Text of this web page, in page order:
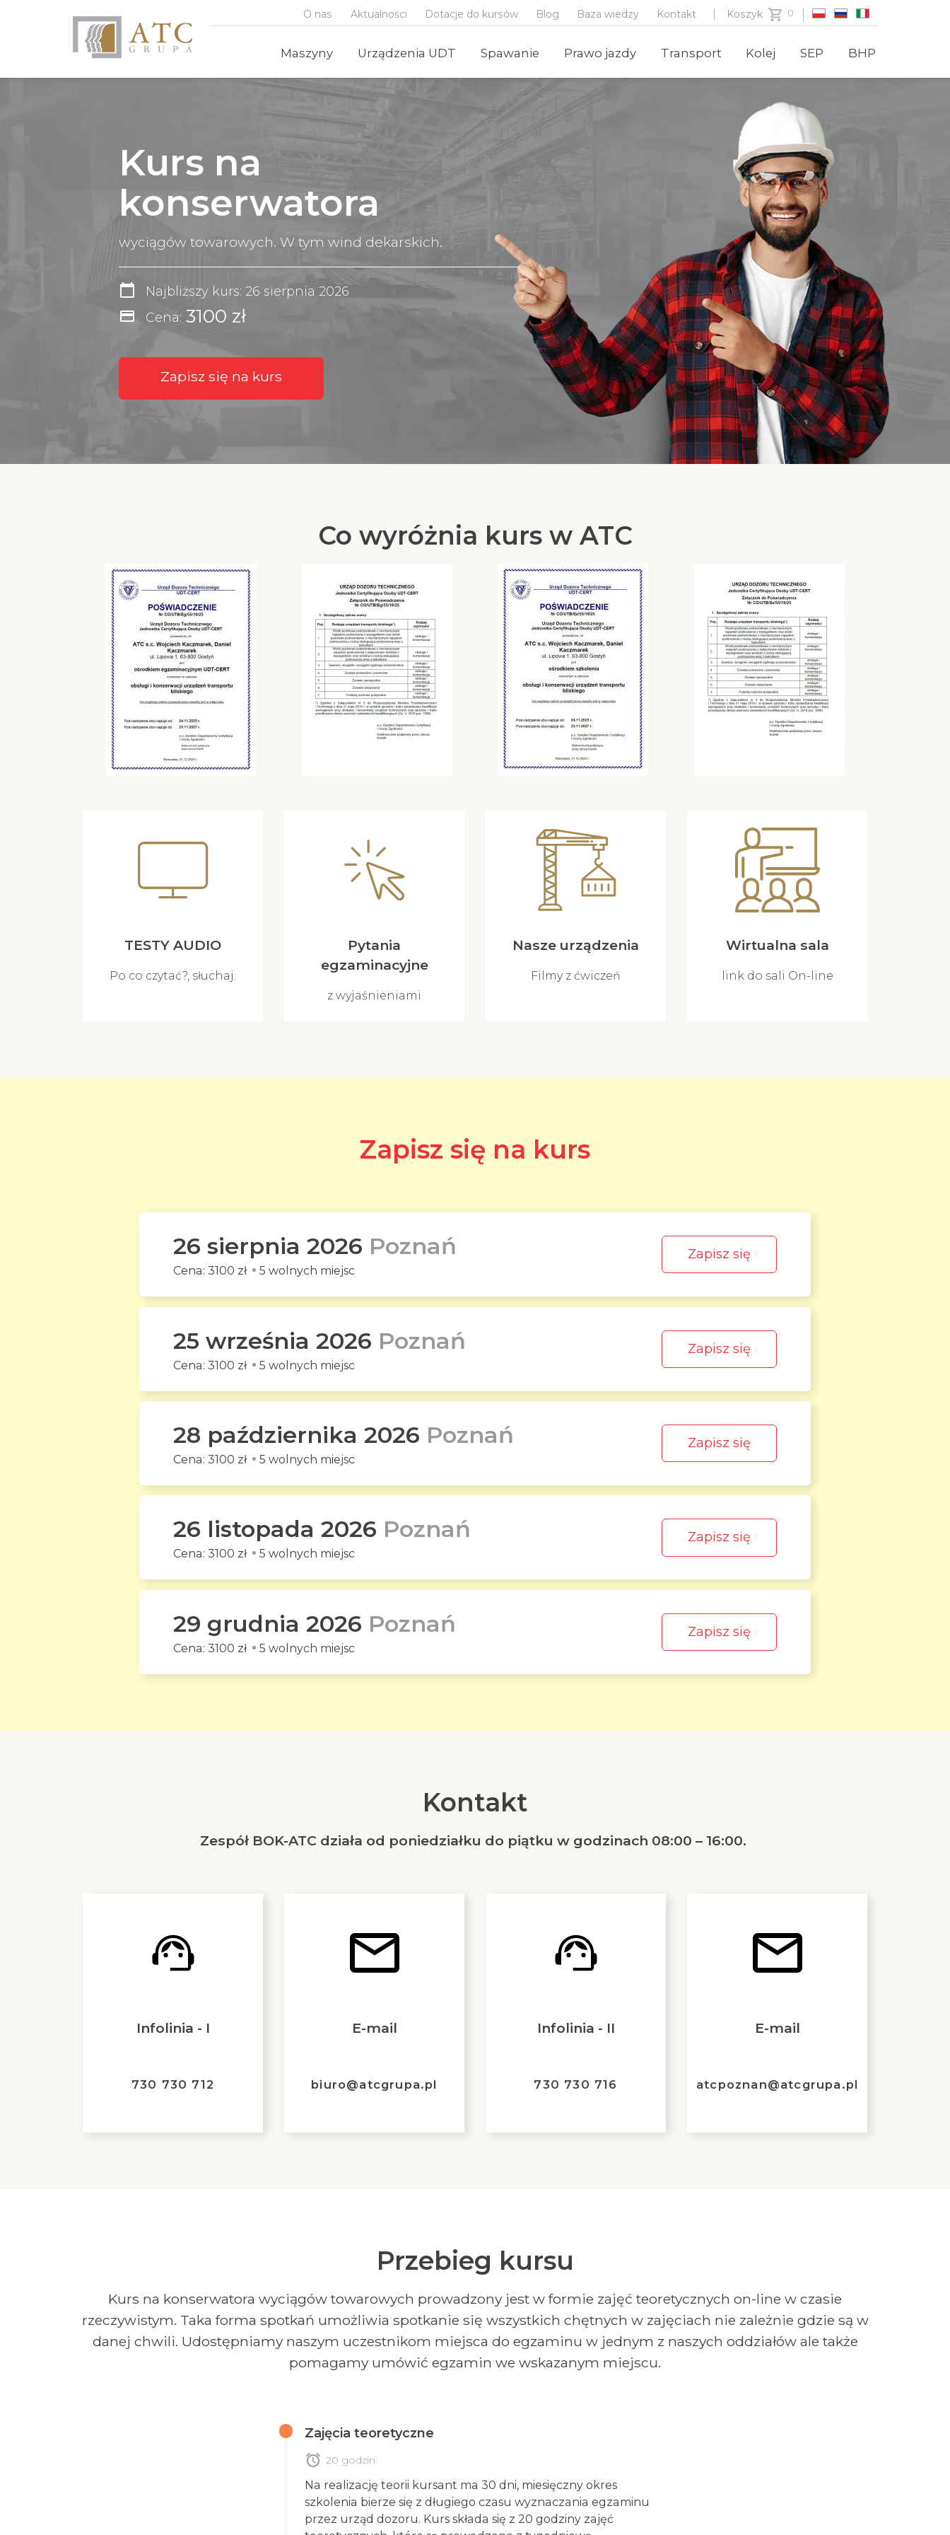
O nas Aktualności Dotacje do kursów Blog Baza wiedzy Kontakt Koszyk
Maszyny Urządzenia UDT Spawanie Prawo jazdy Transport Kolej SEP BHP
Kurs na
konserwatora
wyciągów towarowych. W tym wind dekarskich.
calendar_today Najbliższy kurs: 26 sierpnia 2026
credit_card Cena: 3100 zł
Zapisz się na kurs
Co wyróżnia kurs w ATC
TESTY AUDIO
Po co czytać?, słuchaj.
Pytania
egzaminacyjne
z wyjaśnieniami
Nasze urządzenia
Filmy z ćwiczeń
Wirtualna sala
link do sali On-line
Zapisz się na kurs
26 sierpnia 2026 Poznań
3100 zł 5 wolnych miejsc
Zapisz się
25 września 2026 Poznań
3100 zł 5 wolnych miejsc
Zapisz się
28 października 2026 Poznań
3100 zł 5 wolnych miejsc
Zapisz się
26 listopada 2026 Poznań
3100 zł 5 wolnych miejsc
Zapisz się
29 grudnia 2026 Poznań
3100 zł 5 wolnych miejsc
Zapisz się
Kontakt
Zespół BOK-ATC działa od poniedziałku do piątku w godzinach 08:00 – 16:00.
Infolinia - I
730 730 712
E-mail
biuro@atcgrupa.pl
Infolinia - II
730 730 716
E-mail
atcpoznan@atcgrupa.pl
Przebieg kursu
Kurs na konserwatora wyciągów towarowych prowadzony jest w formie zajęć teoretycznych on-line w czasie
rzeczywistym. Taka forma spotkań umożliwia spotkanie się wszystkich chętnych w zajęciach nie zależnie gdzie są w
danej chwili. Udostępniamy naszym uczestnikom miejsca do egzaminu w jednym z naszych oddziałów ale także
pomagamy umówić egzamin we wskazanym miejscu.
Zajęcia teoretyczne
alarm 20 godzin
Na realizację teorii kursant ma 30 dni, miesięczny okres
szkolenia bierze się z długiego czasu wyznaczania egzaminu
przez urząd dozoru. Kurs składa się z 20 godziny zajęć